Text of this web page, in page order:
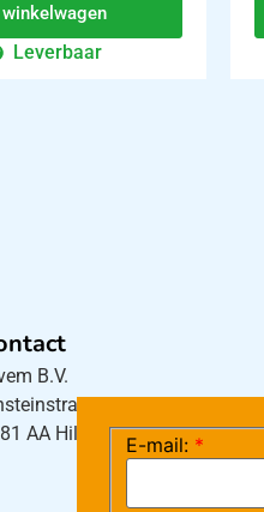
winkelwagen
Leverbaar
B.V.
5
AA HillegomE-mail: *